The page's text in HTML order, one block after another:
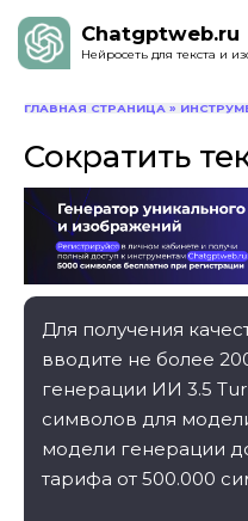
Chatgptweb.ru
Нейросеть для текста и
ГЛАВНАЯ СТРАНИЦА »
Сократить
Для получения
вводите не более
генерации ИИ 3.5
символов для
модели генерации
тарифа от 500.000